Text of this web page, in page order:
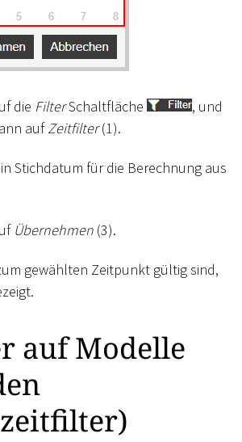
die FilterSchaltfläche
, und
aufZeitfilter(1).
Stichdatum für die Berechnung aus
Übernehmen (3).
gewählten Zeitpunkt gültig sind,
auf Modelle